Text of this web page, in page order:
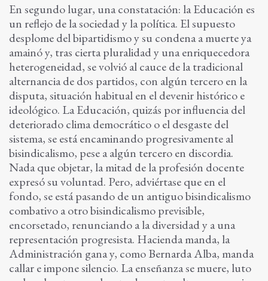
En segundo lugar, una constatación: la Educación es
un reflejo de la sociedad y la política. El supuesto
desplome del bipartidismo y su condena a muerte ya
amainó y, tras cierta pluralidad y una enriquecedora
heterogeneidad, se volvió al cauce de la tradicional
alternancia de dos partidos, con algún tercero en la
disputa, situación habitual en el devenir histórico e
ideológico. La Educación, quizás por influencia del
deteriorado clima democrático o el desgaste del
sistema, se está encaminando progresivamente al
bisindicalismo, pese a algún tercero en discordia.
Nada que objetar, la mitad de la profesión docente
expresó su voluntad. Pero, adviértase que en el
fondo, se está pasando de un antiguo bisindicalismo
combativo a otro bisindicalismo previsible,
encorsetado, renunciando a la diversidad y a una
representación progresista. Hacienda manda, la
Administración gana y, como Bernarda Alba, manda
callar e impone silencio. La enseñanza se muere, luto